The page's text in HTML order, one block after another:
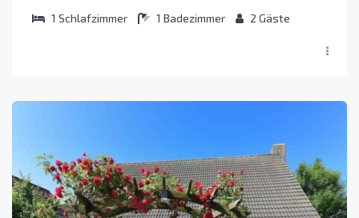
1 Schlafzimmer 1 Badezimmer 2 Gäste